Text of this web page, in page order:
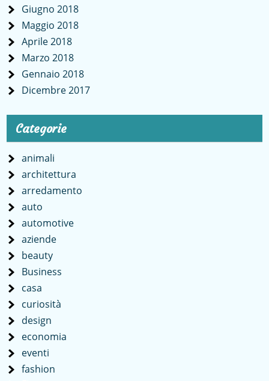
Giugno 2018
Maggio 2018
Aprile 2018
Marzo 2018
Gennaio 2018
Dicembre 2017
Categorie
animali
architettura
arredamento
auto
automotive
aziende
beauty
Business
casa
curiosità
design
economia
eventi
fashion